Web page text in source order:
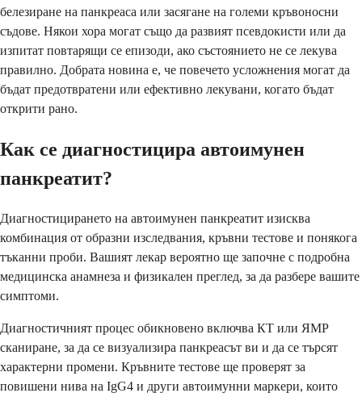
белезиране на панкреаса или засягане на големи кръвоносни
съдове. Някои хора могат също да развият псевдокисти или да
изпитат повтарящи се епизоди, ако състоянието не се лекува
правилно. Добрата новина е, че повечето усложнения могат да
бъдат предотвратени или ефективно лекувани, когато бъдат
открити рано.
Как се диагностицира автоимунен
панкреатит?
Диагностицирането на автоимунен панкреатит изисква
комбинация от образни изследвания, кръвни тестове и понякога
тъканни проби. Вашият лекар вероятно ще започне с подробна
медицинска анамнеза и физикален преглед, за да разбере вашите
симптоми.
Диагностичният процес обикновено включва КТ или ЯМР
сканиране, за да се визуализира панкреасът ви и да се търсят
характерни промени. Кръвните тестове ще проверят за
повишени нива на IgG4 и други автоимунни маркери, които